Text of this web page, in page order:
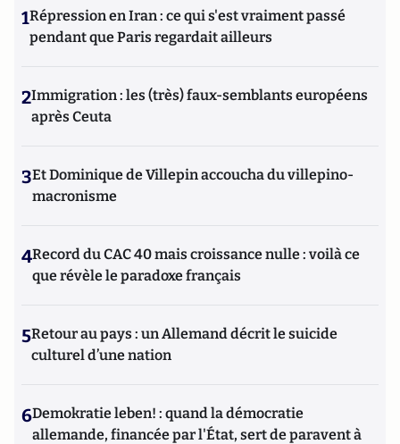
1Répression en Iran : ce qui s'est vraiment passé
pendant que Paris regardait ailleurs
2Immigration : les (très) faux-semblants européens
après Ceuta
3Et Dominique de Villepin accoucha du villepino-
macronisme
4Record du CAC 40 mais croissance nulle : voilà ce
que révèle le paradoxe français
5Retour au pays : un Allemand décrit le suicide
culturel d’une nation
6Demokratie leben! : quand la démocratie
allemande, financée par l'État, sert de paravent à